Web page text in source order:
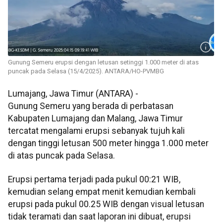
Gunung Semeru erupsi dengan letusan setinggi 1.000 meter di atas
puncak pada Selasa (15/4/2025). ANTARA/HO-PVMBG
Lumajang, Jawa Timur (ANTARA) -
Gunung Semeru yang berada di perbatasan
Kabupaten Lumajang dan Malang, Jawa Timur
tercatat mengalami erupsi sebanyak tujuh kali
dengan tinggi letusan 500 meter hingga 1.000 meter
di atas puncak pada Selasa.
Erupsi pertama terjadi pada pukul 00:21 WIB,
kemudian selang empat menit kemudian kembali
erupsi pada pukul 00.25 WIB dengan visual letusan
tidak teramati dan saat laporan ini dibuat, erupsi